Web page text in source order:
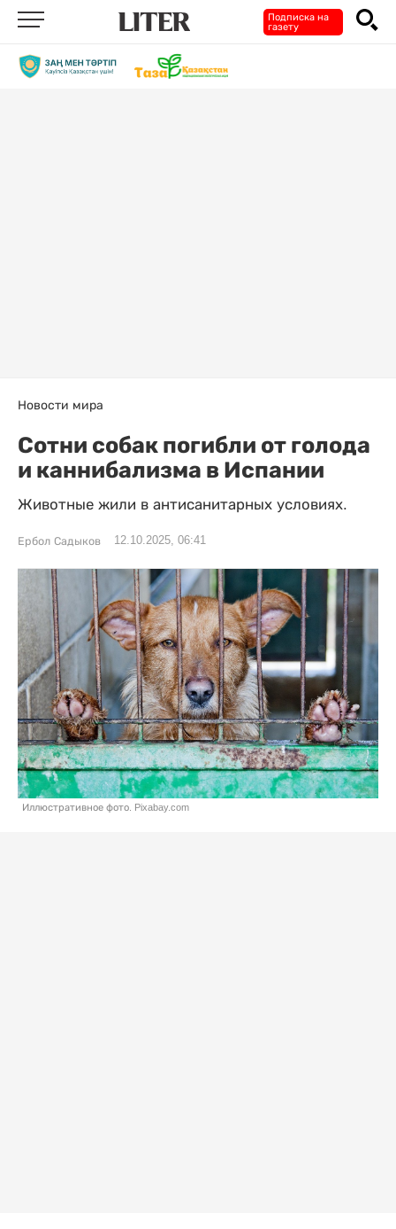
Подписка на
газету
Новости мира
Сотни собак погибли от голода
и каннибализма в Испании
Животные жили в антисанитарных условиях.
Ербол Садыков 12.10.2025, 06:41
Иллюстративное фото. Pixabay.com